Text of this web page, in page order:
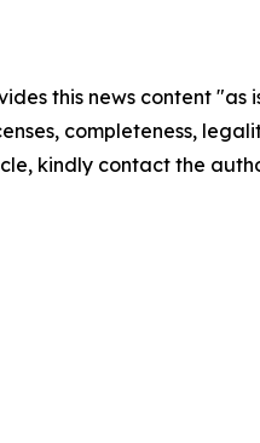
this news content
completeness,
kindly contact the